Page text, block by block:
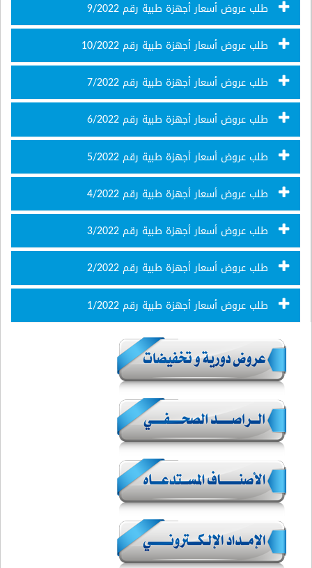
طلب عروض أسعار أجهزة طبية رقم 9/2022
طلب عروض أسعار أجهزة طبية رقم 10/2022
طلب عروض أسعار أجهزة طبية رقم 7/2022
طلب عروض أسعار أجهزة طبية رقم 6/2022
طلب عروض أسعار أجهزة طبية رقم 5/2022
طلب عروض أسعار أجهزة طبية رقم 4/2022
طلب عروض أسعار أجهزة طبية رقم 3/2022
طلب عروض أسعار أجهزة طبية رقم 2/2022
طلب عروض أسعار أجهزة طبية رقم 1/2022